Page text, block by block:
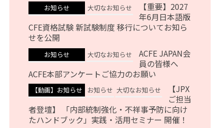
お知らせ 大切なお知らせ
【重要】2027
年6月日本語版
CFE資格試験 新試験制度 移行についてお知ら
せを公開
お知らせ 大切なお知らせ
ACFE JAPAN会
員の皆様へ
ACFE本部アンケートご協力のお願い
【動画】お知らせ お知らせ 大切なお知らせ
【JPX
ご担当
者登壇】 「内部統制強化・不祥事予防に向け
たハンドブック」実践・活用セミナー 開催！